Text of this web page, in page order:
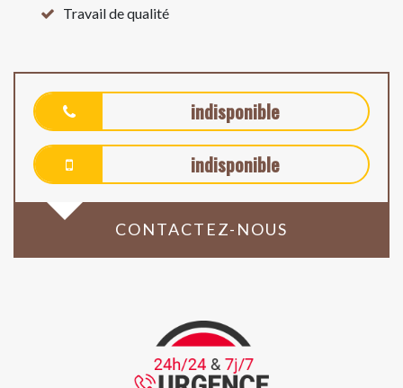
Travail de qualité
indisponible
indisponible
CONTACTEZ-NOUS